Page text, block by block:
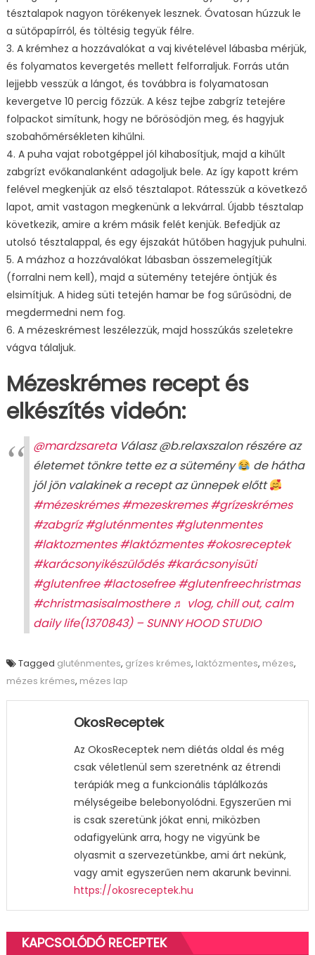
tésztalapok nagyon törékenyek lesznek. Óvatosan húzzuk le
a sütőpapírról, és töltésig tegyük félre.
3. A krémhez a hozzávalókat a vaj kivételével lábasba mérjük,
és folyamatos kevergetés mellett felforraljuk. Forrás után
lejjebb vesszük a lángot, és továbbra is folyamatosan
kevergetve 10 percig főzzük. A kész tejbe zabgríz tetejére
folpackot simítunk, hogy ne bőrösödjön meg, és hagyjuk
szobahőmérsékleten kihűlni.
4. A puha vajat robotgéppel jól kihabosítjuk, majd a kihűlt
zabgrízt evőkanalanként adagoljuk bele. Az így kapott krém
felével megkenjük az első tésztalapot. Rátesszük a következő
lapot, amit vastagon megkenünk a lekvárral. Újabb tésztalap
következik, amire a krém másik felét kenjük. Befedjük az
utolsó tésztalappal, és egy éjszakát hűtőben hagyjuk puhulni.
5. A mázhoz a hozzávalókat lábasban összemelegítjük
(forralni nem kell), majd a sütemény tetejére öntjük és
elsimítjuk. A hideg süti tetején hamar be fog sűrűsödni, de
megdermedni nem fog.
6. A mézeskrémest leszélezzük, majd hosszúkás szeletekre
vágva tálaljuk.
Mézeskrémes recept és
elkészítés videón:
@mardzsaretaVálasz @b.relaxszalon részére az
életemet tönkre tette ez a sütemény
de hátha
jól jön valakinek a recept az ünnepek előtt
#mézeskrémes #mezeskremes #grízeskrémes
#zabgríz #gluténmentes #glutenmentes
#laktozmentes #laktózmentes #okosreceptek
#karácsonyikészülődés #karácsonyisüti
#glutenfree #lactosefree #glutenfreechristmas
#christmasisalmosthere ♬ vlog, chill out, calm
daily life(1370843) – SUNNY HOOD STUDIO
Tagged gluténmentes, grízes krémes, laktózmentes, mézes,
mézes krémes, mézes lap
OkosReceptek
Az OkosReceptek nem diétás oldal és még
csak véletlenül sem szeretnénk az étrendi
terápiák meg a funkcionális táplálkozás
mélységeibe belebonyolódni. Egyszerűen mi
is csak szeretünk jókat enni, miközben
odafigyelünk arra, hogy ne vigyünk be
olyasmit a szervezetünkbe, ami árt nekünk,
vagy amit egyszerűen nem akarunk bevinni.
https://okosreceptek.hu
KAPCSOLÓDÓ RECEPTEK